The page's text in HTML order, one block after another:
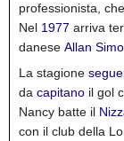
professionista,
Nel 1977 arriva
danese Allan
La stagione
da capitano il gol
Nancy batte il
con il club della